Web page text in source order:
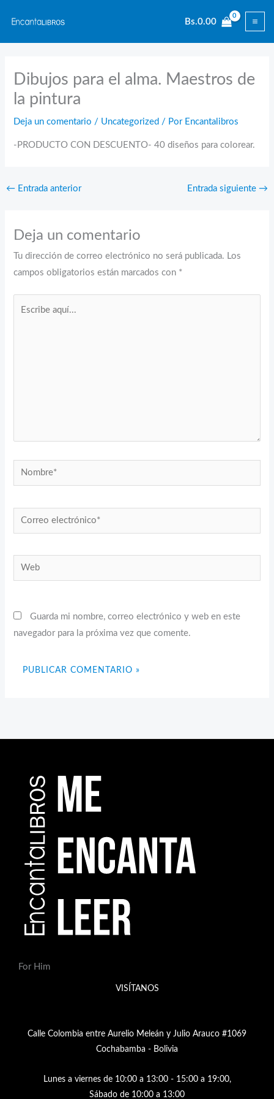
contenido
Bs.0.00
Dibujos para el alma. Maestros de
la pintura
Deja un comentario / Uncategorized / Por Encantalibros
-PRODUCTO CON DESCUENTO- 40 diseños para colorear.
← Entrada anterior Entrada siguiente →
Deja un comentario
Tu dirección de correo electrónico no será publicada. Los
campos obligatorios están marcados con *
Nombre*
Correo
electrónico*
Web
Guarda mi nombre, correo electrónico y web en este
navegador para la próxima vez que comente.
For Him
VISÍTANOS
Calle Colombia entre Aurelio Meleán y Julio Arauco #1069
Cochabamba - Bolivia
Lunes a viernes de 10:00 a 13:00 - 15:00 a 19:00,
Sábado de 10:00 a 13:00